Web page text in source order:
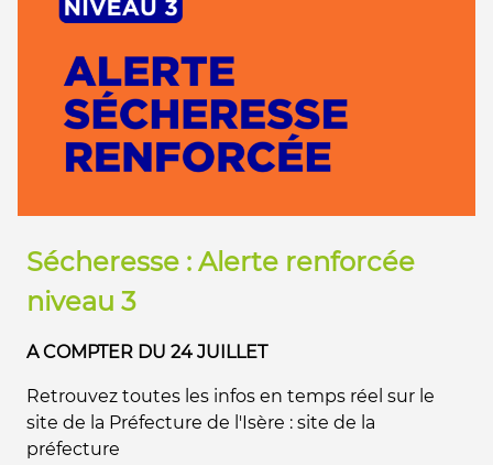
Sécheresse : Alerte renforcée
niveau 3
A COMPTER DU 24 JUILLET
Retrouvez toutes les infos en temps réel sur le
site de la Préfecture de l'Isère : site de la
préfecture